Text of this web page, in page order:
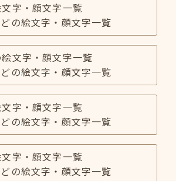
字・顔文字一覧
の絵文字・顔文字一覧
文字・顔文字一覧
の絵文字・顔文字一覧
字・顔文字一覧
の絵文字・顔文字一覧
字・顔文字一覧
の絵文字・顔文字一覧